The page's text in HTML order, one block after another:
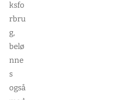
ksfo
rbru
g,
belø
nne
s
også